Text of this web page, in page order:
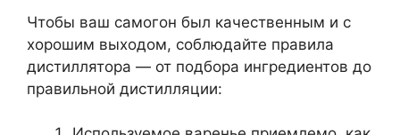
Чтобы ваш самогон был качественным и с
хорошим выходом, соблюдайте правила
дистиллятора — от подбора ингредиентов до
правильной дистилляции: